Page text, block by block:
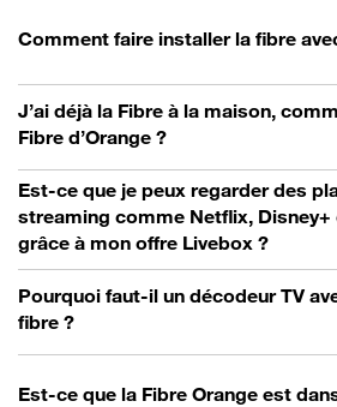
Comment faire installer la fibre
J’ai déjà la Fibre à la maison,
Fibre d’Orange ?
Est-ce que je peux regarder des
streaming comme Netflix, Disney+
grâce à mon offre Livebox ?
Pourquoi faut-il un décodeur TV
fibre ?
Est-ce que la Fibre Orange est